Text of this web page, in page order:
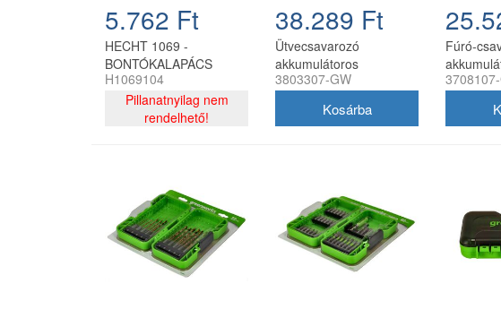
5.762 Ft
HECHT 1069 -
BONTÓKALAPÁCS
MARKOLAT
H1069104
Pillanatnyilag nem
rendelhető!
38.289 Ft
Ütvecsavarozó
akkumulátoros
Greenworks GD24D200
3803307-GW
Fúró-